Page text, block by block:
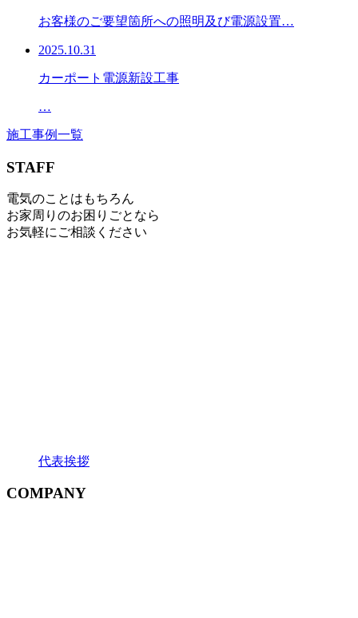
お客様のご要望箇所への照明及び電源設置…
2025.10.31
カーポート電源新設工事
…
施工事例一覧
STAFF
電気のことはもちろん
お家周りのお困りごとなら
お気軽にご相談ください
代表挨拶
COMPANY